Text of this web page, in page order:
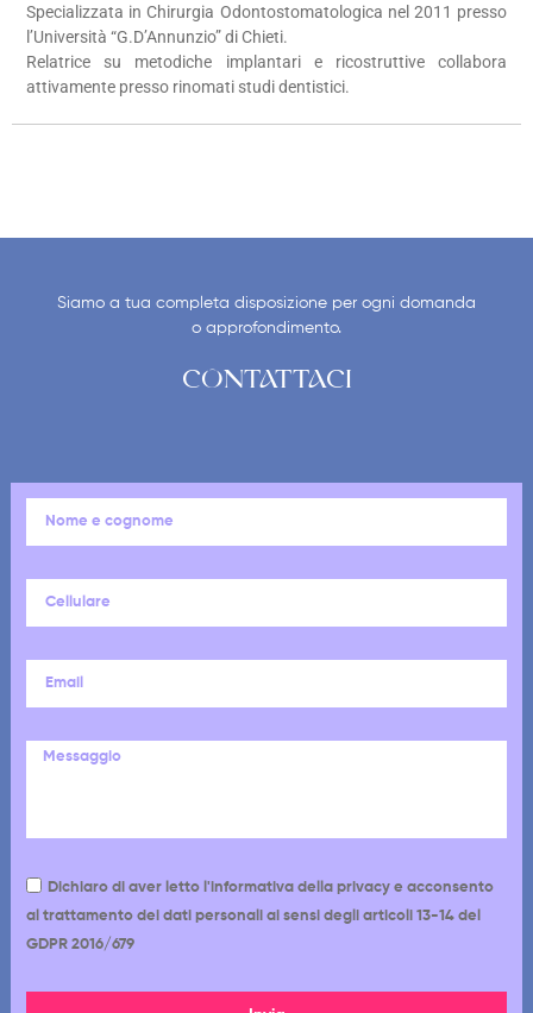
Specializzata in Chirurgia Odontostomatologica nel 2011 presso
l’Università “G.D’Annunzio” di Chieti.
Relatrice su metodiche implantari e ricostruttive collabora
attivamente presso rinomati studi dentistici.
Siamo a tua completa disposizione per ogni domanda
o approfondimento.
CONTATTACI
Dichiaro di aver letto l'informativa della privacy e acconsento
al trattamento dei dati personali ai sensi degli articoli 13-14 del
GDPR 2016/679